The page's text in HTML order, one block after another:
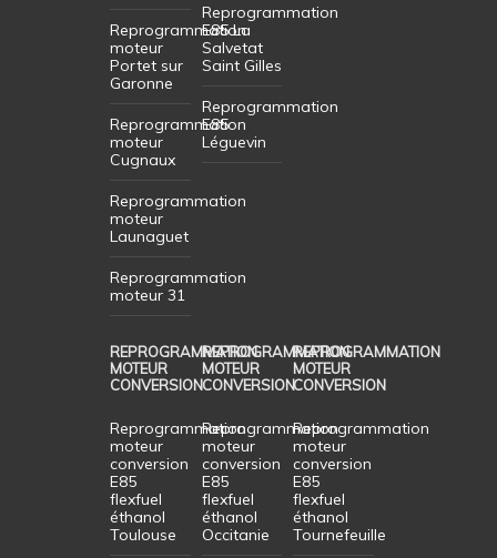
Reprogrammation
moteur
Portet sur
Garonne
Reprogrammation
moteur
Cugnaux
Reprogrammation
moteur
Launaguet
Reprogrammation
moteur 31
Reprogrammation
E85 La
Salvetat
Saint Gilles
Reprogrammation
E85
Léguevin
REPROGRAMMATION
MOTEUR
CONVERSION
Reprogrammation
moteur
conversion
E85
flexfuel
éthanol
Toulouse
REPROGRAMMATION
MOTEUR
CONVERSION
Reprogrammation
moteur
conversion
E85
flexfuel
éthanol
Occitanie
REPROGRAMMATION
MOTEUR
CONVERSION
Reprogrammation
moteur
conversion
E85
flexfuel
éthanol
Tournefeuille